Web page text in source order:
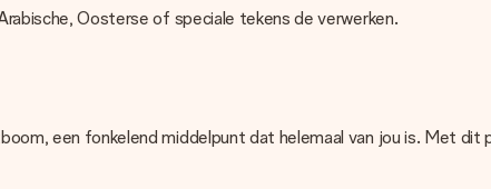
Oosterse of speciale tekens de verwerken.
een fonkelend middelpunt dat helemaal van jou is. Met